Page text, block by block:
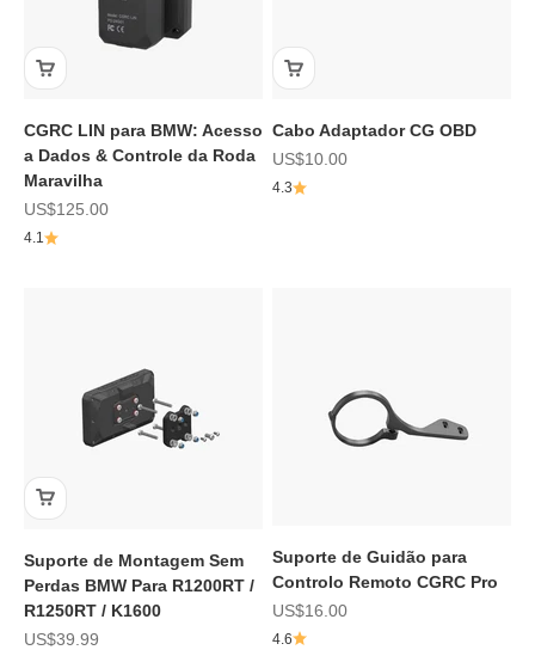
CGRC LIN para BMW: Acesso
a Dados & Controle da Roda
Maravilha
Preço de promoção
US$125.00
4.1
Cabo Adaptador CG OBD
Preço de promoção
US$10.00
4.3
Suporte de Montagem Sem
Perdas BMW Para R1200RT /
R1250RT / K1600
Preço de promoção
US$39.99
Suporte de Guidão para
Controlo Remoto CGRC Pro
Preço de promoção
US$16.00
4.6